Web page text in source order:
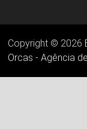
Copyright © 2026
Orcas - Agência